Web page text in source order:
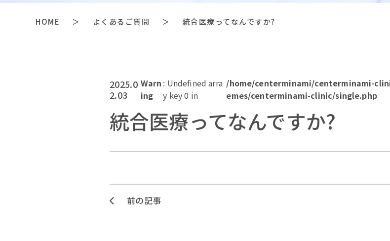
HOME ＞ よくあるご質問 ＞ 統合医療ってなんですか?
2025.0
2.03
Warn
ing
: Undefined arra
y key 0 in
/home/centerminami/centerminami-
emes/centerminami-clinic/single.php
統合医療ってなんですか?
前の記事